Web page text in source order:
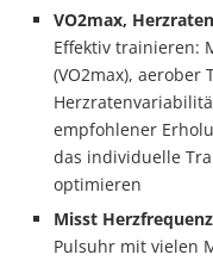
VO2max,
Effektiv trainieren:
(VO2max), aerober
empfohlener
das individuelle
optimieren
Misst
Pulsuhr mit vielen